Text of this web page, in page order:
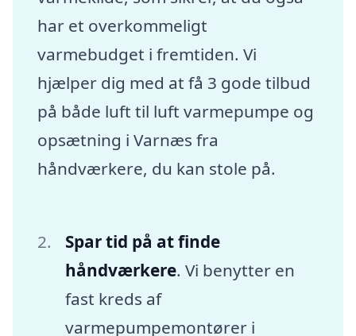
har et overkommeligt
varmebudget i fremtiden. Vi
hjælper dig med at få 3 gode tilbud
på både luft til luft varmepumpe og
opsætning i Varnæs fra
håndværkere, du kan stole på.
Spar tid på at finde
håndværkere. Vi benytter en
fast kreds af
varmepumpemontører i